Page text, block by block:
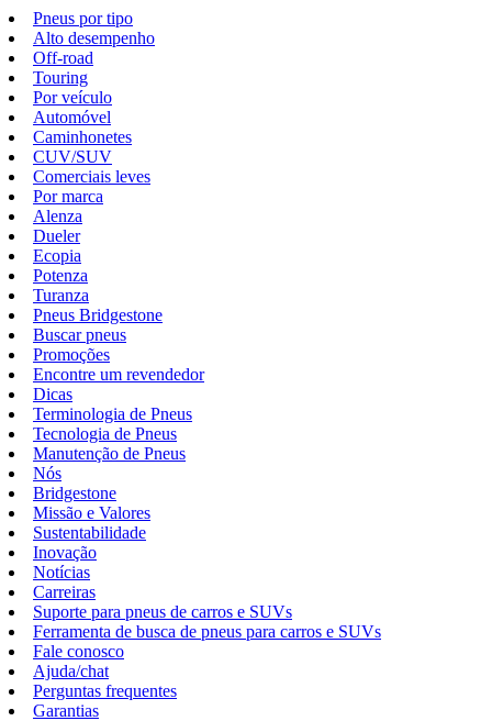
Pneus por tipo
Alto desempenho
Off-road
Touring
Por veículo
Automóvel
Caminhonetes
CUV/SUV
Comerciais leves
Por marca
Alenza
Dueler
Ecopia
Potenza
Turanza
Pneus Bridgestone
Buscar pneus
Promoções
Encontre um revendedor
Dicas
Terminologia de Pneus
Tecnologia de Pneus
Manutenção de Pneus
Nós
Bridgestone
Missão e Valores
Sustentabilidade
Inovação
Notícias
Carreiras
Suporte para pneus de carros e SUVs
Ferramenta de busca de pneus para carros e SUVs
Fale conosco
Ajuda/chat
Perguntas frequentes
Garantias